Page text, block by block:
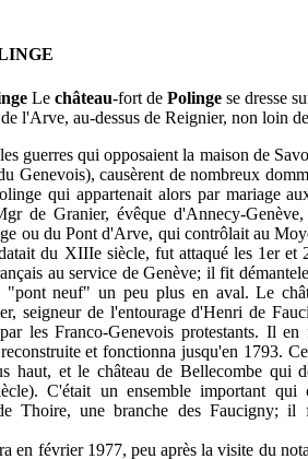
Le château-fort de Polinge se dresse
l'Arve, au-dessus de Reignier, non loin
guerres qui opposaient la maison de
Genevois), causèrent de nombreux
qui appartenait alors par mariage
de Granier, évêque d'Annecy-
ou du Pont d'Arve, qui contrôlait au
du XIIIe siècle, fut attaqué les 1er et
au service de Genève; il fit
"pont neuf" un peu plus en aval. Le
seigneur de l'entourage d'Henri de
les Franco-Genevois protestants. Il
et fonctionna jusqu'en 1793.
haut, et le château de Bellecombe qui
C'était un ensemble important
Thoire, une branche des Faucigny; il
en février 1977, peu après la visite du